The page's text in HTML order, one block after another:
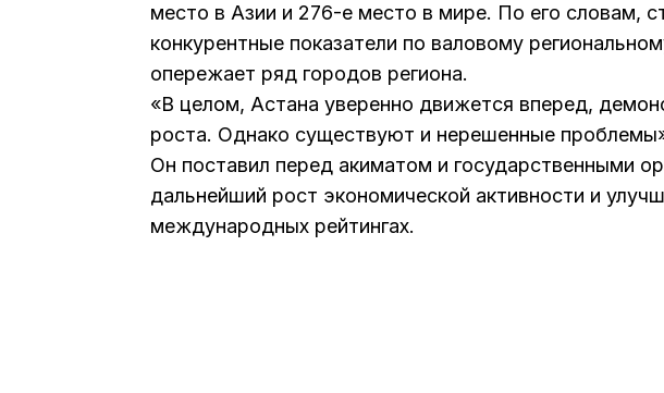
место в Азии и 276-е место в мире. По его словам,
конкурентные показатели по валовому
опережает ряд городов региона.
«В целом, Астана уверенно движется вперед,
роста. Однако существуют и нерешенные
Он поставил перед акиматом и государственными
дальнейший рост экономической активности и
международных рейтингах.